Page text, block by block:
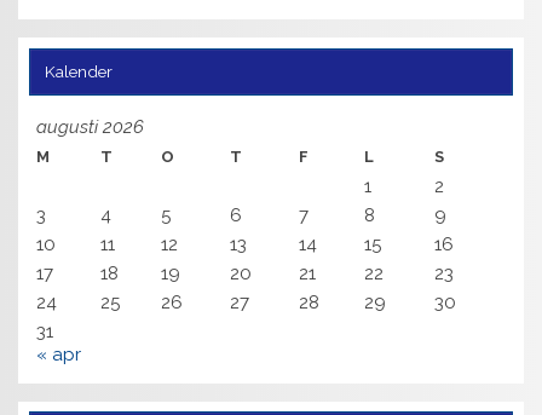
Kalender
augusti 2026
M T O T F L S
1
2
3
4 5 6 7 8
9
10
11 12 13 14 15
16
17
18 19 20 21 22
23
24
25 26 27 28 29
30
31
« apr